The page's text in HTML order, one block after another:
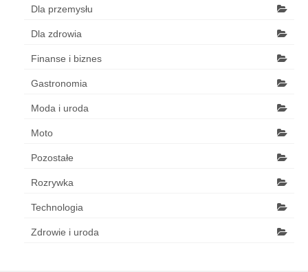
Dla przemysłu
Dla zdrowia
Finanse i biznes
Gastronomia
Moda i uroda
Moto
Pozostałe
Rozrywka
Technologia
Zdrowie i uroda